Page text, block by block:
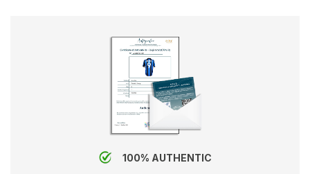
100% AUTHENTIC